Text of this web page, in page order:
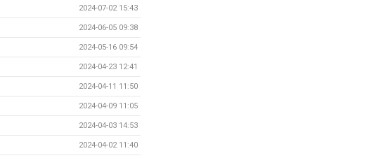
2024-07-02 15:43
2024-06-05 09:38
2024-05-16 09:54
2024-04-23 12:41
2024-04-11 11:50
2024-04-09 11:05
2024-04-03 14:53
2024-04-02 11:40